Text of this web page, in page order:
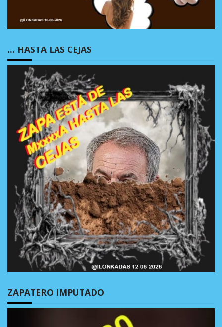
… HASTA LAS CEJAS
ZAPATERO IMPUTADO